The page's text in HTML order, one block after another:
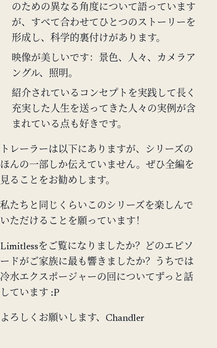
のための異なる角度について語っています
が、すべて合わせてひとつのストーリーを
形成し、科学的裏付けがあります。
映像が美しいです：景色、人々、カメラア
ングル、照明。
紹介されているコンセプトを実践して長く
充実した人生を送ってきた人々の実例が含
まれている点も好きです。
トレーラーは以下にありますが、シリーズの
ほんの一部しか伝えていません。ぜひ全編を
見ることをお勧めします。
私たちと同じくらいこのシリーズを楽しんで
いただけることを願っています！
Limitlessをご覧になりましたか？どのエピソ
ードがご家族に最も響きましたか？うちでは
冷水エクスポージャーの回についてずっと話
しています :P
よろしくお願いします、Chandler